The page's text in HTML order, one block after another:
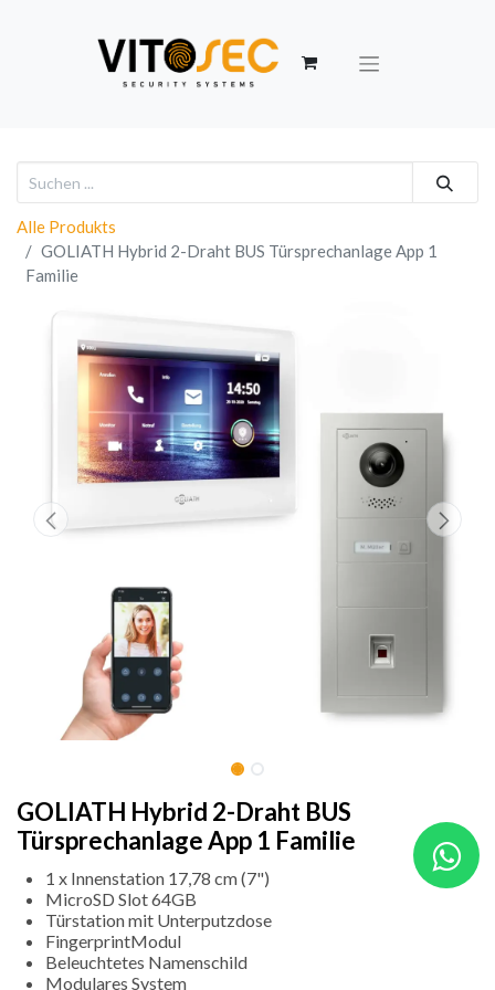
Alle Produkts
GOLIATH Hybrid 2-Draht BUS Türsprechanlage App 1
Familie
GOLIATH Hybrid 2-Draht BUS
Türsprechanlage App 1 Familie
1 x Innenstation 17,78 cm (7")
MicroSD Slot 64GB
Türstation mit Unterputzdose
FingerprintModul
Beleuchtetes Namenschild
Modulares System